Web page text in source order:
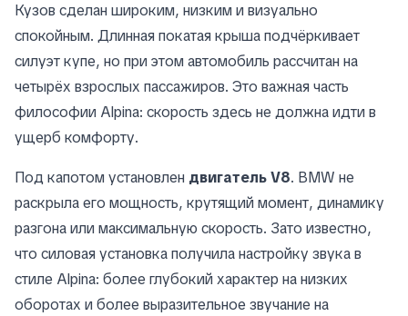
Кузов сделан широким, низким и визуально
спокойным. Длинная покатая крыша подчёркивает
силуэт купе, но при этом автомобиль рассчитан на
четырёх взрослых пассажиров. Это важная часть
философии Alpina: скорость здесь не должна идти в
ущерб комфорту.
Под капотом установлен двигатель V8. BMW не
раскрыла его мощность, крутящий момент, динамику
разгона или максимальную скорость. Зато известно,
что силовая установка получила настройку звука в
стиле Alpina: более глубокий характер на низких
оборотах и более выразительное звучание на